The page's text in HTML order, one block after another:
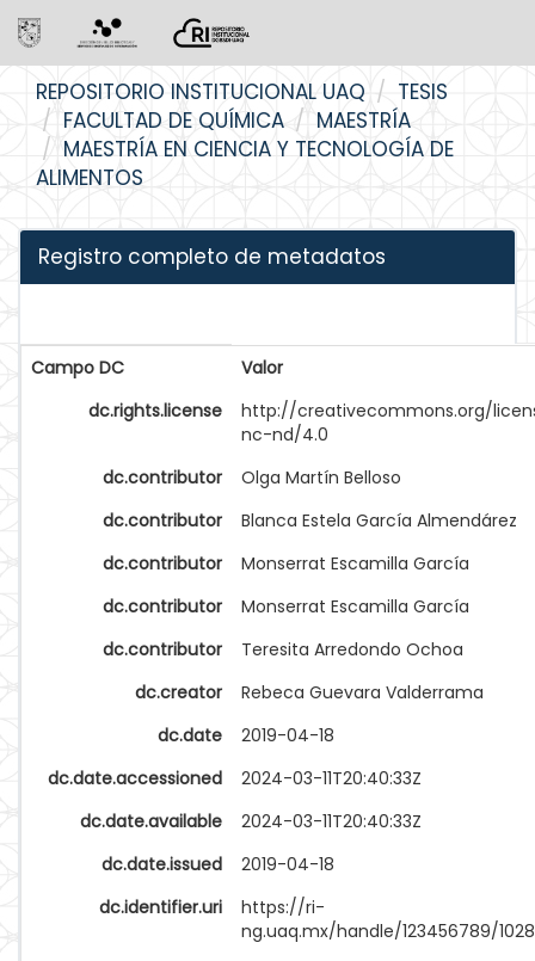
navigation
REPOSITORIO INSTITUCIONAL UAQ
TESIS
FACULTAD DE QUÍMICA
MAESTRÍA
MAESTRÍA EN CIENCIA Y TECNOLOGÍA DE
ALIMENTOS
Registro completo de metadatos
Campo DC
Valor
dc.rights.license
http://creativecommons.org/
nc-nd/4.0
dc.contributor
Olga Martín Belloso
dc.contributor
Blanca Estela García Almendárez
dc.contributor
Monserrat Escamilla García
dc.contributor
Monserrat Escamilla García
dc.contributor
Teresita Arredondo Ochoa
dc.creator
Rebeca Guevara Valderrama
dc.date
2019-04-18
dc.date.accessioned
2024-03-11T20:40:33Z
dc.date.available
2024-03-11T20:40:33Z
dc.date.issued
2019-04-18
dc.identifier.uri
https://ri-
ng.uaq.mx/handle/123456789/